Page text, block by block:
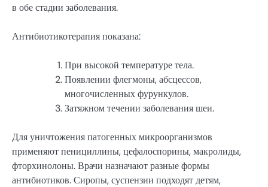
в обе стадии заболевания.
Антибиотикотерапия показана:
При высокой температуре тела.
Появлении флегмоны, абсцессов,
многочисленных фурункулов.
Затяжном течении заболевания шеи.
Для уничтожения патогенных микроорганизмов
применяют пенициллины, цефалоспорины, макролиды,
фторхинолоны. Врачи назначают разные формы
антибиотиков. Сиропы, суспензии подходят детям,